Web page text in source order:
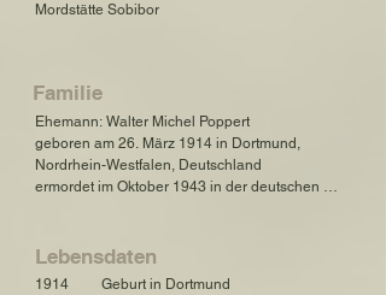
Mordstätte Sobibor
Familie
Ehemann: Walter Michel Poppert
geboren am 26. März 1914 in Dortmund,
Nordrhein-Westfalen, Deutschland
ermordet im Oktober 1943 in der deutschen
Vater: Anton Schönborn
Lebensdaten
1914         Geburt in Dortmund